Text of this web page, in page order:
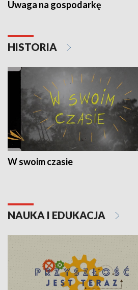
Uwaga na gospodarkę
HISTORIA
W swoim czasie
NAUKA I EDUKACJA